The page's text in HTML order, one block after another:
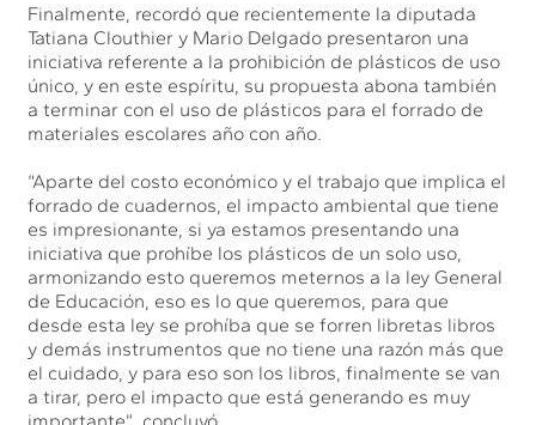
Finalmente, recordó que recientemente la diputada
Tatiana Clouthier y Mario Delgado presentaron una
iniciativa referente a la prohibición de plásticos de uso
único, y en este espíritu, su propuesta abona también
a terminar con el uso de plásticos para el forrado de
materiales escolares año con año.
“Aparte del costo económico y el trabajo que implica el
forrado de cuadernos, el impacto ambiental que tiene
es impresionante, si ya estamos presentando una
iniciativa que prohíbe los plásticos de un solo uso,
armonizando esto queremos meternos a la ley General
de Educación, eso es lo que queremos, para que
desde esta ley se prohíba que se forren libretas libros
y demás instrumentos que no tiene una razón más que
el cuidado, y para eso son los libros, finalmente se van
a tirar, pero el impacto que está generando es muy